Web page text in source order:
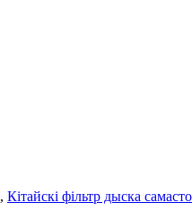
, Кітайскі фільтр дыска